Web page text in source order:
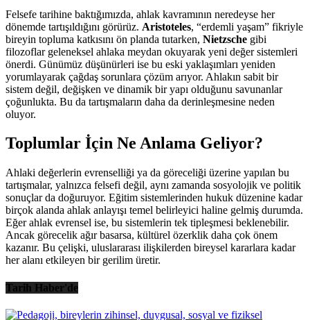
Felsefe tarihine baktığımızda, ahlak kavramının neredeyse her
dönemde tartışıldığını görürüz. Aristoteles, “erdemli yaşam” fikriyle
bireyin topluma katkısını ön planda tutarken, Nietzsche gibi
filozoflar geleneksel ahlaka meydan okuyarak yeni değer sistemleri
önerdi. Günümüz düşünürleri ise bu eski yaklaşımları yeniden
yorumlayarak çağdaş sorunlara çözüm arıyor. Ahlakın sabit bir
sistem değil, değişken ve dinamik bir yapı olduğunu savunanlar
çoğunlukta. Bu da tartışmaların daha da derinleşmesine neden
oluyor.
Toplumlar İçin Ne Anlama Geliyor?
Ahlaki değerlerin evrenselliği ya da göreceliği üzerine yapılan bu
tartışmalar, yalnızca felsefi değil, aynı zamanda sosyolojik ve politik
sonuçlar da doğuruyor. Eğitim sistemlerinden hukuk düzenine kadar
birçok alanda ahlak anlayışı temel belirleyici haline gelmiş durumda.
Eğer ahlak evrensel ise, bu sistemlerin tek tipleşmesi beklenebilir.
Ancak görecelik ağır basarsa, kültürel özerklik daha çok önem
kazanır. Bu çelişki, uluslararası ilişkilerden bireysel kararlara kadar
her alanı etkileyen bir gerilim üretir.
Tarih Haber'de